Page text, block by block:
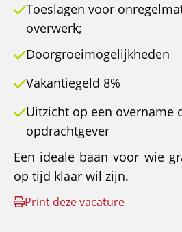
Toeslagen voor
overwerk;
Doorgroeimogelijkheden
Vakantiegeld 8%
Uitzicht op een overname
opdrachtgever
Een ideale baan voor wie
op tijd klaar wil zijn.
Print deze vacature